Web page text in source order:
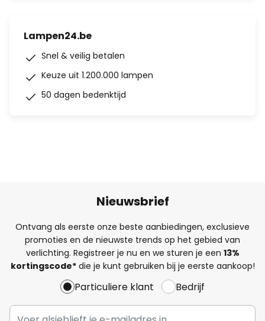
Lampen24.be
Snel & veilig betalen
Keuze uit 1.200.000 lampen
50 dagen bedenktijd
Nieuwsbrief
Ontvang als eerste onze beste aanbiedingen, exclusieve
promoties en de nieuwste trends op het gebied van
verlichting. Registreer je nu en we sturen je een 13%
kortingscode*die je kunt gebruiken bij je eerste aankoop!
Particuliere klant Bedrijf